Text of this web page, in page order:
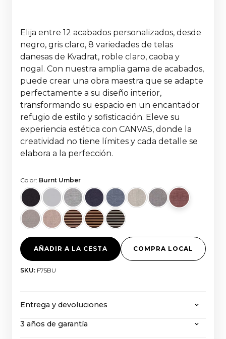
Elija entre 12 acabados personalizados, desde
negro, gris claro, 8 variedades de telas
danesas de Kvadrat, roble claro, caoba y
nogal. Con nuestra amplia gama de acabados,
puede crear una obra maestra que se adapte
perfectamente a su diseño interior,
transformando su espacio en un encantador
refugio de estilo y sofisticación. Eleve su
experiencia estética con CANVAS, donde la
creatividad no tiene límites y cada detalle se
elabora a la perfección.
Color: Burnt Umber
AÑADIR A LA CESTA COMPRA LOCAL
SKU: F75BU
Entrega y devoluciones
CANVAS ofrece envío gratuito en todos los
3 años de garantía